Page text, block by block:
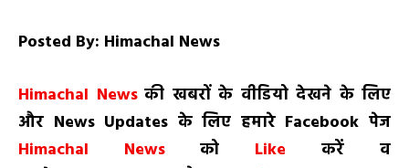
Posted By: Himachal News
Himachal News की खबरों के वीडियो देखने के लिए
और News Updates के लिए हमारेFacebookपेज
Himachal News
को Like करें व